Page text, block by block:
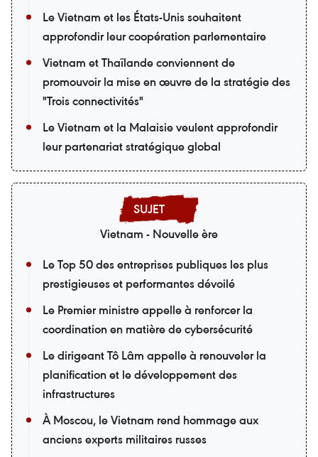
Le Vietnam et les États-Unis souhaitent
approfondir leur coopération parlementaire
Vietnam et Thaïlande conviennent de
promouvoir la mise en œuvre de la stratégie des
"Trois connectivités"
Le Vietnam et la Malaisie veulent approfondir
leur partenariat stratégique global
Vietnam - Nouvelle ère
Le Top 50 des entreprises publiques les plus
prestigieuses et performantes dévoilé
Le Premier ministre appelle à renforcer la
coordination en matière de cybersécurité
Le dirigeant Tô Lâm appelle à renouveler la
planification et le développement des
infrastructures
À Moscou, le Vietnam rend hommage aux
anciens experts militaires russes